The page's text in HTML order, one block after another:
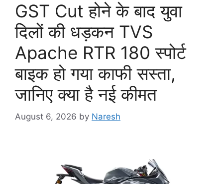
GST Cut होने के बाद युवा
दिलों की धड़कन TVS
Apache RTR 180 स्पोर्ट
बाइक हो गया काफी सस्ता,
जानिए क्या है नई कीमत
August 6, 2026 by Naresh